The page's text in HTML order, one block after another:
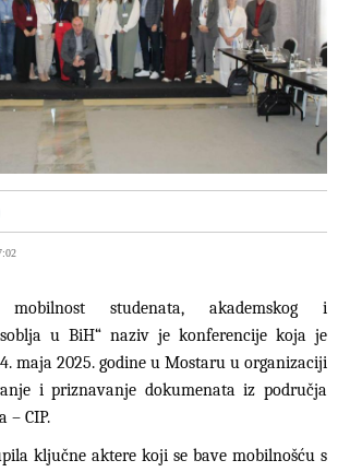
studenata, akademskog i
u BiH“ naziv je konferencije koja je
maja 2025. godine u Mostaru u organizaciji
i priznavanje dokumenata iz područja
– CIP.
ključne aktere koji se bave mobilnošću s